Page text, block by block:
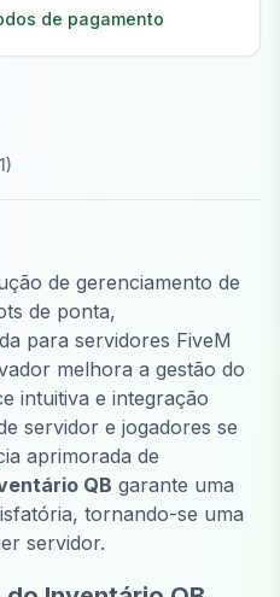
de pagamento
de gerenciamento de
de ponta,
para servidores FiveM
melhora a gestão do
intuitiva e integração
servidor e jogadores se
aprimorada de
QB garante uma
tornando-se uma
servidor.